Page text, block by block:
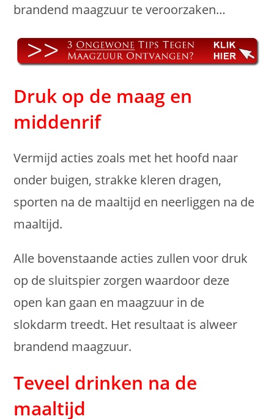
brandend maagzuur te veroorzaken…
Druk op de maag en
middenrif
Vermijd acties zoals met het hoofd naar
onder buigen, strakke kleren dragen,
sporten na de maaltijd en neerliggen na de
maaltijd.
Alle bovenstaande acties zullen voor druk
op de sluitspier zorgen waardoor deze
open kan gaan en maagzuur in de
slokdarm treedt. Het resultaat is alweer
brandend maagzuur.
Teveel drinken na de
maaltijd